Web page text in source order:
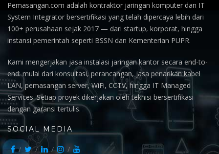
Pemasangan.com adalah kontraktor jaringan komputer dan IT
System Integrator bersertifikasi yang telah dipercaya lebih dari
100+ perusahaan sejak 2017 — dari startup, korporat, hingga
instansi pemerintah seperti BSSN dan Kementerian PUPR.
Kami mengerjakan jasa instalasi jaringan kantor secara end-to-
end: mulai dari konsultasi, perancangan, jasa penarikan kabel
LAN, pemasangan server, WiFi, CCTV, hingga IT Managed
Services. Setiap proyek dikerjakan oleh teknisi bersertifikasi
dengan garansi tertulis.
SOCIAL MEDIA